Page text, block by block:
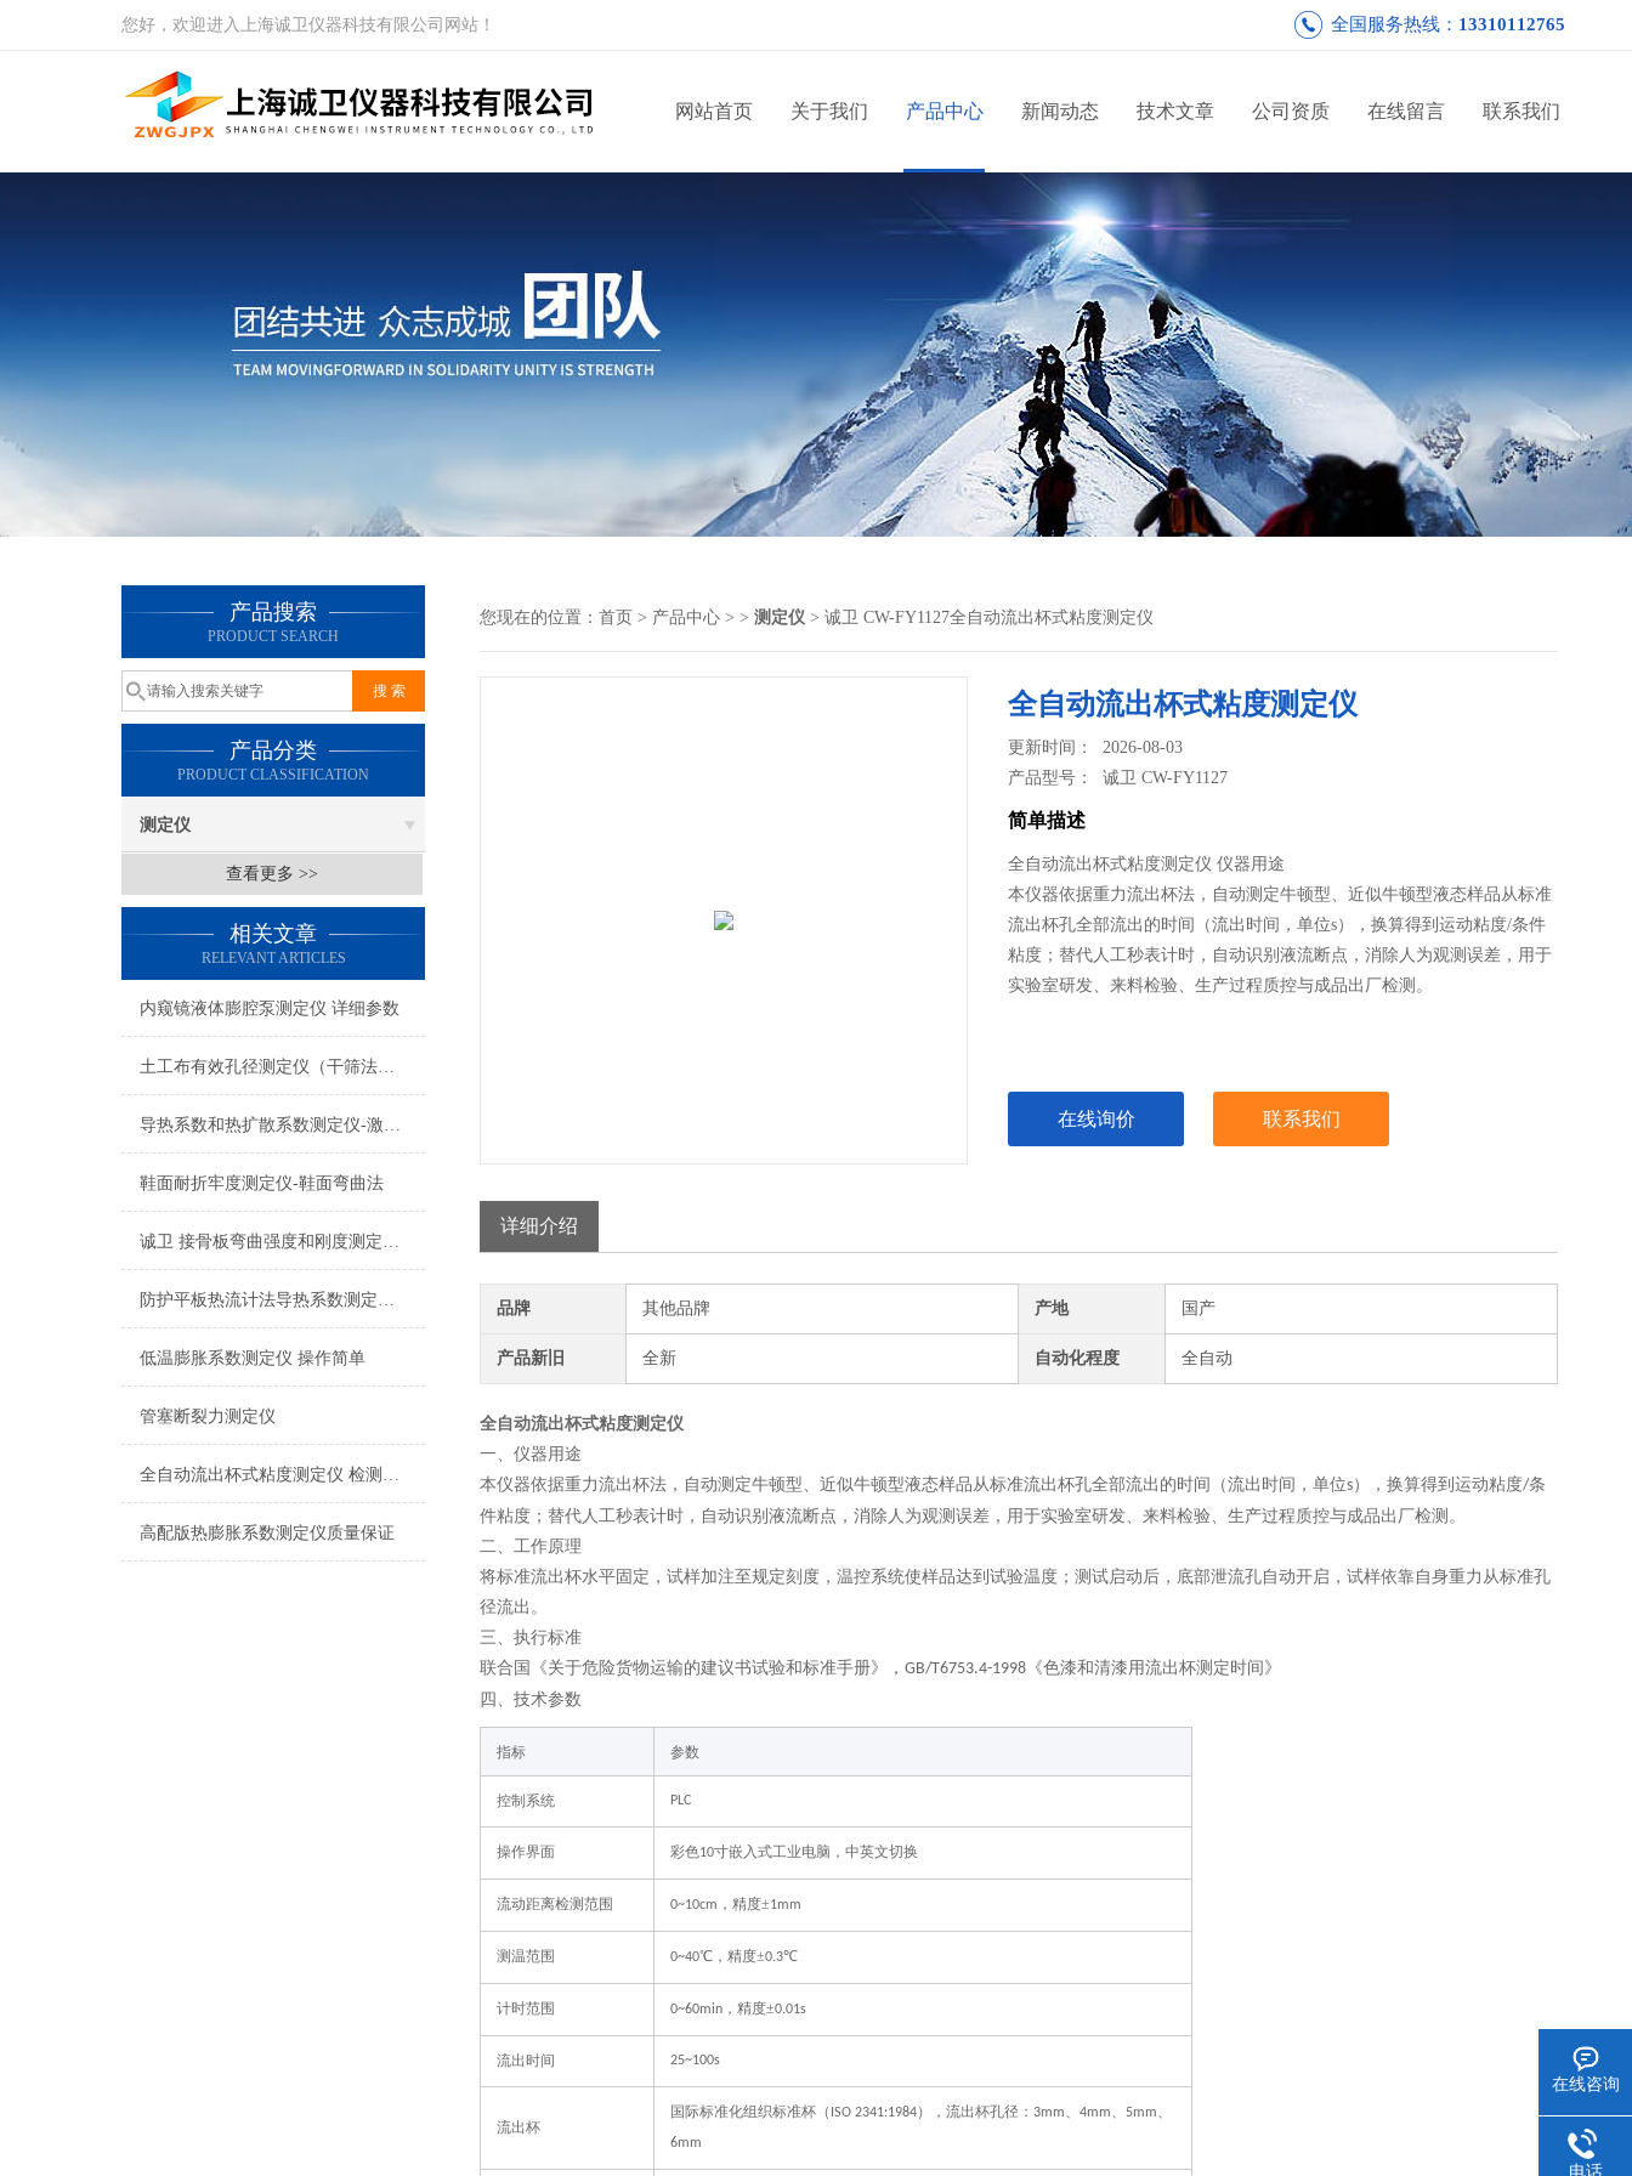
您好，欢迎进入上海诚卫仪器科技有限公司网站！ 全国服务热线： 13310112765
网站首页 关于我们 产品中心 新闻动态 技术文章 公司资质 在线留言 联系我们
产品搜索
PRODUCT SEARCH
产品分类
PRODUCT CLASSIFICATION
测定仪
查看更多 >>
相关文章
RELEVANT ARTICLES
内窥镜液体膨腔泵测定仪 详细参数
土工布有效孔径测定仪（干筛法） 满足标准
导热系数和热扩散系数测定仪-激光闪光法
鞋面耐折牢度测定仪-鞋面弯曲法
诚卫 接骨板弯曲强度和刚度测定仪 使用防范
防护平板热流计法导热系数测定仪 检测准确
低温膨胀系数测定仪 操作简单
管塞断裂力测定仪
全自动流出杯式粘度测定仪 检测准确
高配版热膨胀系数测定仪质量保证
您现在的位置： 首页 > 产品中心 > > 测定仪 > 诚卫 CW-FY1127全自动流出杯式粘度测定仪
全自动流出杯式粘度测定仪
更新时间： 2026-08-03
产品型号：诚卫 CW-FY1127
简单描述
全自动流出杯式粘度测定仪 仪器用途
本仪器依据重力流出杯法，自动测定牛顿型、近似牛顿型液态样品从标准
流出杯孔全部流出的时间（流出时间，单位s），换算得到运动粘度/条件
粘度；替代人工秒表计时，自动识别液流断点，消除人为观测误差，用于
实验室研发、来料检验、生产过程质控与成品出厂检测。
在线询价 联系我们
详细介绍
品牌 其他品牌 产地 国产
产品新旧 全新 自动化程度 全自动
全自动流出杯式粘度测定仪
一、 仪器用途
本仪器依据重力流出杯法，自动测定牛顿型、近似牛顿型液态样品从标准流出杯孔全部流出的时间（流出时间，单位s），换算得到运动粘度/条
件粘度；替代人工秒表计时，自动识别液流断点，消除人为观测误差，用于实验室研发、来料检验、生产过程质控与成品出厂检测。
二、 工作原理
将标准流出杯水平固定，试样加注至规定刻度，温控系统使样品达到试验温度；测试启动后，底部泄流孔自动开启，试样依靠自身重力从标准孔
径流出。
三、执行标准
联合国《关于危险货物运输的建议书试验和标准手册》， GB/T6753.4-1998 《色漆和清漆用流出杯测定时间》
四 、 技术参数
‌指标‌ ‌参数‌
控制系统‌ PLC
操作界面‌ 彩色10寸嵌入式工业电脑，中英文切换‌
流动距离检测范围 0~10cm ，精度±1mm
测温范围 0~40℃，精度±0.3℃
计时范围 0~60min ，精度±0.01s
流出时间 25~100s
流出杯
国际标准化组织标准杯（ ISO 2341:1984），流出杯孔径： 3mm、 4mm、 5mm、
6mm
在线咨询
电话